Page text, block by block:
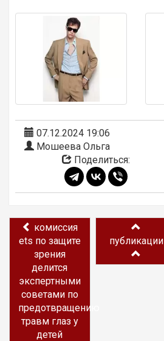
07.12.2024 19:06
Мошеева Ольга
Поделиться:
комиссия
ets по защите
зрения
делится
экспертными
советами по
предотвращению
травм глаз у
детей
публикации